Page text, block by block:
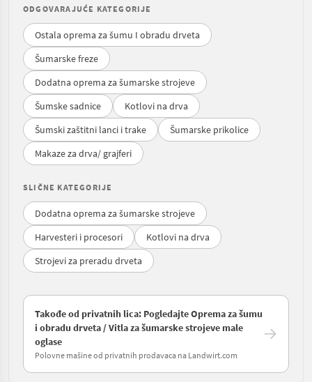
ODGOVARAJUĆE KATEGORIJE
Ostala oprema za šumu I obradu drveta
Šumarske freze
Dodatna oprema za šumarske strojeve
Šumske sadnice
Kotlovi na drva
Šumski zaštitni lanci i trake
Šumarske prikolice
Makaze za drva/ grajferi
SLIČNE KATEGORIJE
Dodatna oprema za šumarske strojeve
Harvesteri i procesori
Kotlovi na drva
Strojevi za preradu drveta
Takođe od privatnih lica: Pogledajte Oprema za šumu
i obradu drveta / Vitla za šumarske strojeve male
oglase
Polovne mašine od privatnih prodavaca na Landwirt.com